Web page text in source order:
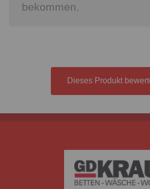
bekommen.
Dieses Produkt